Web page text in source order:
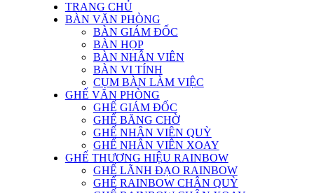
TRANG CHỦ
BÀN VĂN PHÒNG
BÀN GIÁM ĐỐC
BÀN HỌP
BÀN NHÂN VIÊN
BÀN VI TÍNH
CỤM BÀN LÀM VIỆC
GHẾ VĂN PHÒNG
GHẾ GIÁM ĐỐC
GHẾ BĂNG CHỜ
GHẾ NHÂN VIÊN QUỲ
GHẾ NHÂN VIÊN XOAY
GHẾ THƯƠNG HIỆU RAINBOW
GHẾ LÃNH ĐẠO RAINBOW
GHẾ RAINBOW CHÂN QUỲ